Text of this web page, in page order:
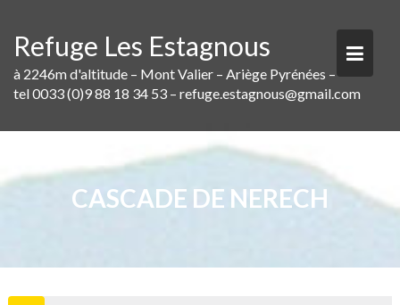
contenido
Refuge Les Estagnous
à 2246m d'altitude – Mont Valier – Ariège Pyrénées –
tel 0033 (0)9 88 18 34 53 – refuge.estagnous@gmail.com
CASCADE DE NERECH